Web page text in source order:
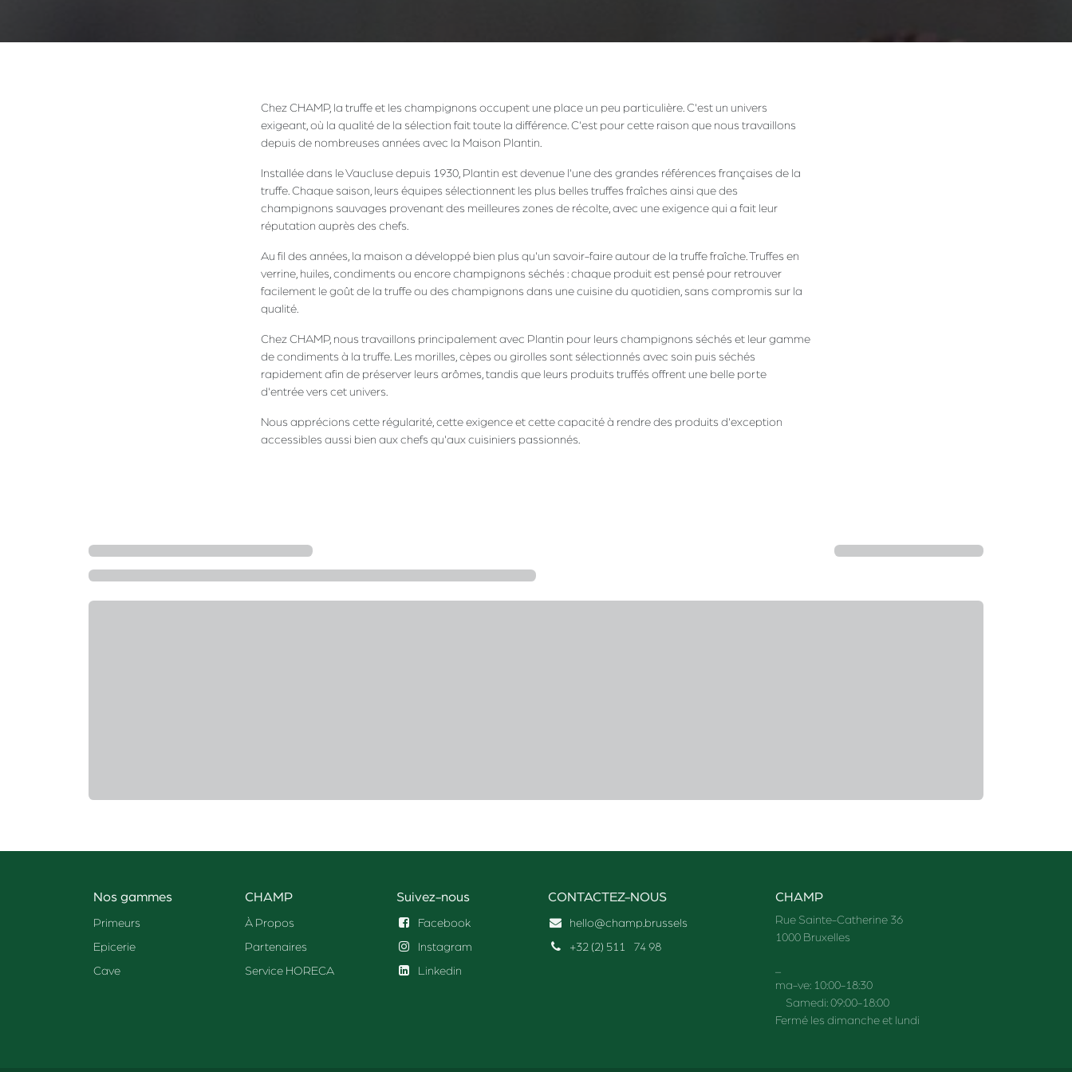
Chez CHAMP, la truffe et les champignons occupent une place un peu particulière. C'est un univers
exigeant, où la qualité de la sélection fait toute la différence. C'est pour cette raison que nous travaillons
depuis de nombreuses années avec la Maison Plantin.
Installée dans le Vaucluse depuis 1930, Plantin est devenue l'une des grandes références françaises de la
truffe. Chaque saison, leurs équipes sélectionnent les plus belles truffes fraîches ainsi que des
champignons sauvages provenant des meilleures zones de récolte, avec une exigence qui a fait leur
réputation auprès des chefs.
Au fil des années, la maison a développé bien plus qu'un savoir-faire autour de la truffe fraîche. Truffes en
verrine, huiles, condiments ou encore champignons séchés : chaque produit est pensé pour retrouver
facilement le goût de la truffe ou des champignons dans une cuisine du quotidien, sans compromis sur la
qualité.
Chez CHAMP, nous travaillons principalement avec Plantin pour leurs champignons séchés et leur gamme
de condiments à la truffe. Les morilles, cèpes ou girolles sont sélectionnés avec soin puis séchés
rapidement afin de préserver leurs arômes, tandis que leurs produits truffés offrent une belle porte
d'entrée vers cet univers.
Nous apprécions cette régularité, cette exigence et cette capacité à rendre des produits d'exception
accessibles aussi bien aux chefs qu'aux cuisiniers passionnés.
Nos gammes
Primeurs
Epicerie
Cave
CHAMP
À Propos
Partenaires
Service HORECA
Suivez-nous
Facebook
Instagram
Linkedin
CONTACTEZ-NOUS
hello@champ.brussels
+32 (2) 511 74 98
CHAMP
Rue Sainte-Catherine 36
1000 Bruxelles
ma-ve: 10:00-18:30
Samedi: 09:00-18:00
Fermé les dimanche et lundi